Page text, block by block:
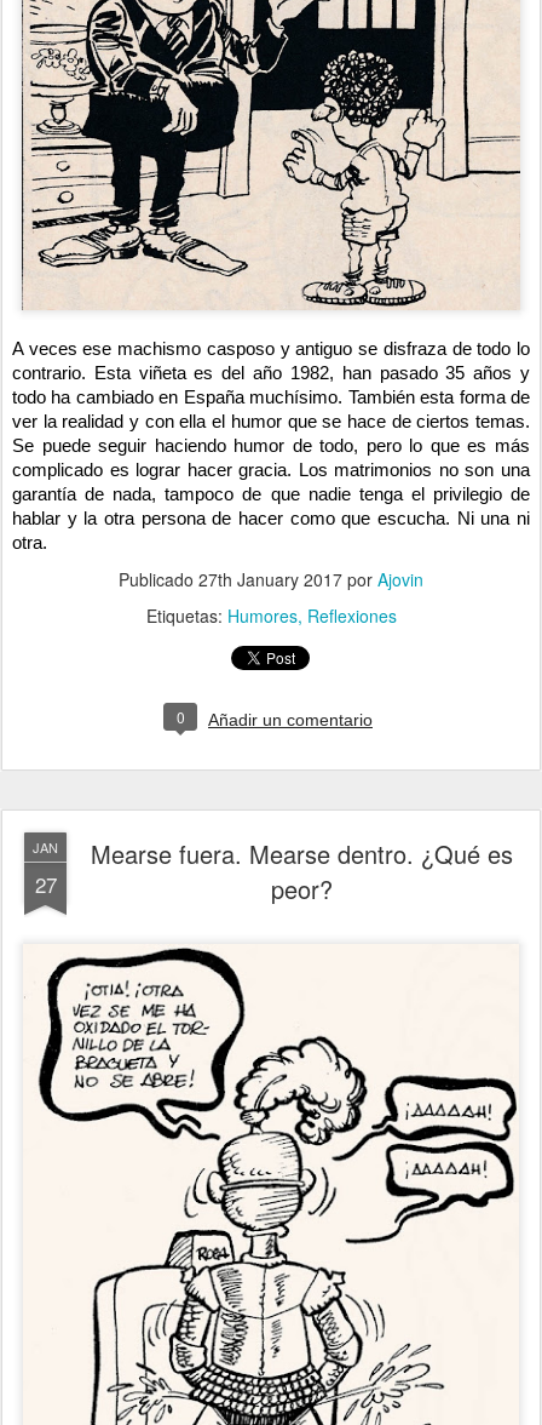
A veces ese machismo casposo y antiguo se disfraza de todo lo
contrario. Esta viñeta es del año 1982, han pasado 35 años y
todo ha cambiado en España muchísimo. También esta forma de
ver la realidad y con ella el humor que se hace de ciertos temas.
Se puede seguir haciendo humor de todo, pero lo que es más
complicado es lograr hacer gracia. Los matrimonios no son una
garantía de nada, tampoco de que nadie tenga el privilegio de
hablar y la otra persona de hacer como que escucha. Ni una ni
otra.
Publicado 27th January 2017 por Ajovin
Etiquetas: Humores Reflexiones
0 Añadir un comentario
JAN
27
Mearse fuera. Mearse dentro. ¿Qué es
peor?